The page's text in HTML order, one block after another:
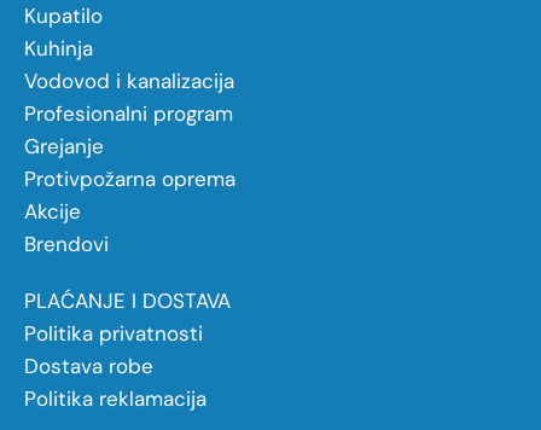
Kupatilo
Kuhinja
Vodovod i kanalizacija
Profesionalni program
Grejanje
Protivpožarna oprema
Akcije
Brendovi
PLAĆANJE I DOSTAVA
Politika privatnosti
Dostava robe
Politika reklamacija